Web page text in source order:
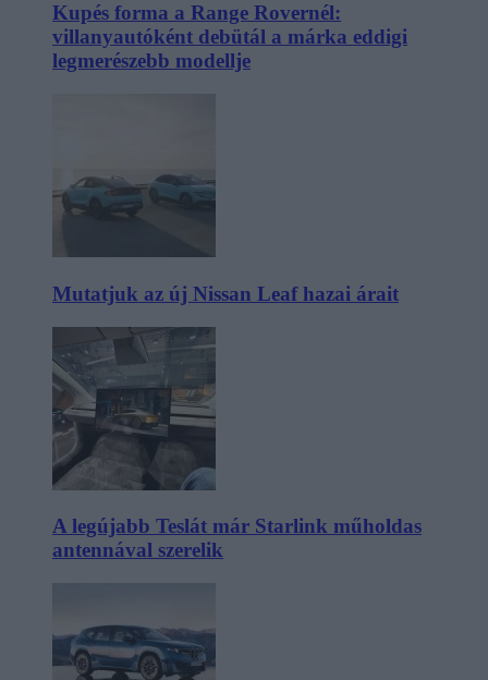
Kupés forma a Range Rovernél:
villanyautóként debütál a márka eddigi
legmerészebb modellje
Mutatjuk az új Nissan Leaf hazai árait
A legújabb Teslát már Starlink műholdas
antennával szerelik